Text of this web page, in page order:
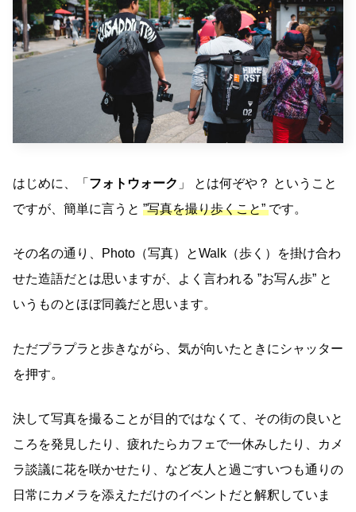
はじめに、「 フォトウォーク 」 とは何ぞや？ ということ
ですが、簡単に言うと ”写真を撮り歩くこと”です。
その名の通り、Photo（写真）とWalk（歩く）を掛け合わ
せた造語だとは思いますが、よく言われる ”お写ん歩” と
いうものとほぼ同義だと思います。
ただプラプラと歩きながら、気が向いたときにシャッター
を押す。
決して写真を撮ることが目的ではなくて、その街の良いと
ころを発見したり、疲れたらカフェで一休みしたり、カメ
ラ談議に花を咲かせたり、など友人と過ごすいつも通りの
日常にカメラを添えただけのイベントだと解釈していま